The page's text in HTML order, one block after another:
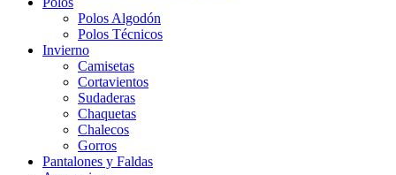
Polos Algodón
Polos Técnicos
Invierno
Camisetas
Cortavientos
Sudaderas
Chaquetas
Chalecos
Gorros
Pantalones y Faldas